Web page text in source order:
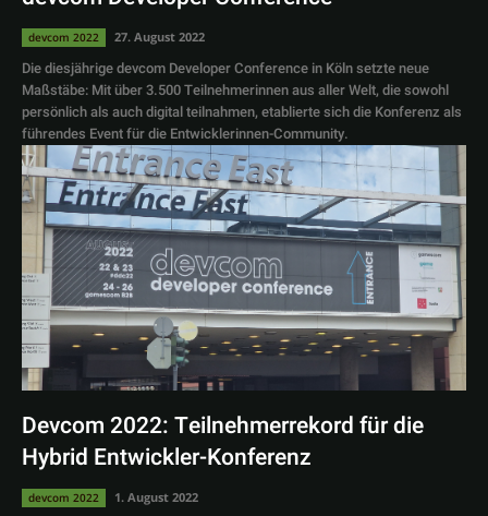
devcom 2022 27. August 2022
Die diesjährige devcom Developer Conference in Köln setzte neue
Maßstäbe: Mit über 3.500 Teilnehmerinnen aus aller Welt, die sowohl
persönlich als auch digital teilnahmen, etablierte sich die Konferenz als
führendes Event für die Entwicklerinnen-Community.
Devcom 2022: Teilnehmerrekord für die
Hybrid Entwickler-Konferenz
devcom 2022 1. August 2022